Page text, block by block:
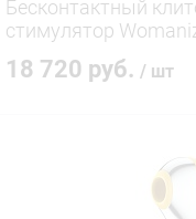
Бесконтактный
стимулятор
18 720 руб. / шт
В